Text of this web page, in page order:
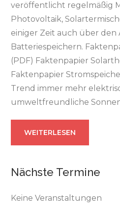
veröffentlicht regelmäßig
Photovoltaik,
einiger Zeit auch über den
Batteriespeichern.
(PDF) Faktenpapier
Faktenpapier
Trend immer mehr
umweltfreundliche
WEITERLESEN
Nächste Termine
Keine Veranstaltungen